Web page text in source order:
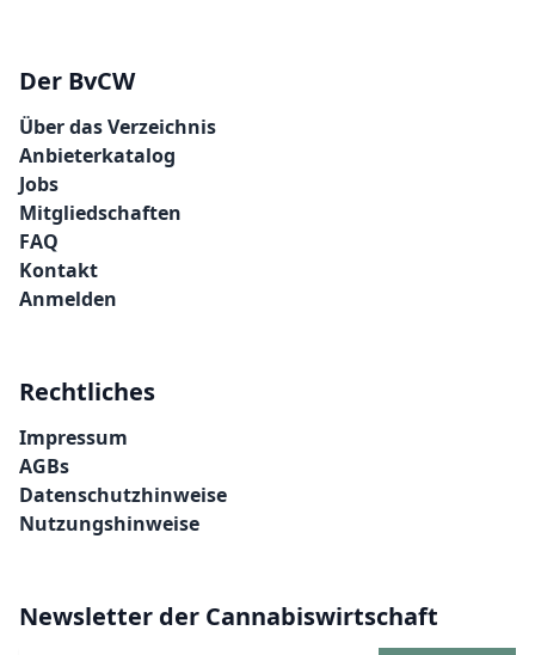
Der BvCW
Über das Verzeichnis
Anbieterkatalog
Jobs
Mitgliedschaften
FAQ
Kontakt
Anmelden
Rechtliches
Impressum
AGBs
Datenschutzhinweise
Nutzungshinweise
Newsletter der Cannabiswirtschaft